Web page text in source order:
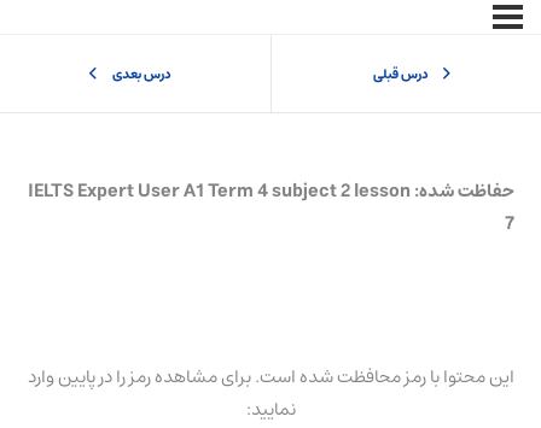
درس قبلی درس بعدی
حفاظت شده: IELTS Expert User A1 Term 4 subject 2 lesson
7
این محتوا با رمز محافظت شده است. برای مشاهده رمز را در پایین وارد
نمایید: